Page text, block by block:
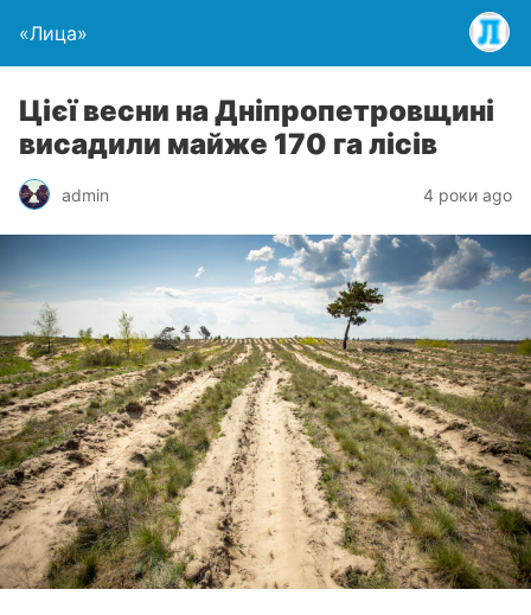
«Лица»
Цієї весни на Дніпропетровщині
висадили майже 170 га лісів
admin 4 роки ago